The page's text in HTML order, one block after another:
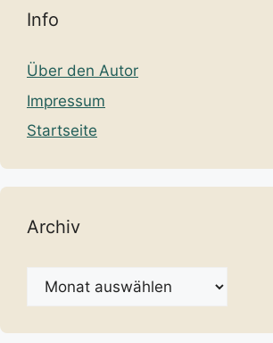
Info
Über den Autor
Impressum
Startseite
Archiv
Archiv